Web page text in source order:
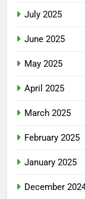
July 2025
June 2025
May 2025
April 2025
March 2025
February 2025
January 2025
December